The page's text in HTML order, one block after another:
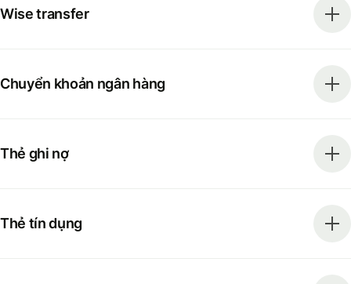
Wise transfer
Chuyển khoản ngân hàng
Thẻ ghi nợ
Thẻ tín dụng